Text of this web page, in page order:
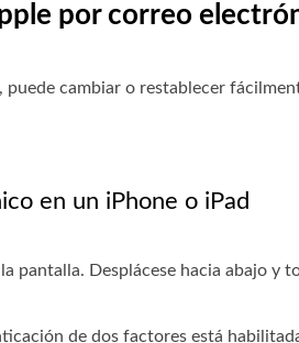
por correo
cambiar o restablecer
en un iPhone o iPad
pantalla. Desplácese hacia abajo y
de dos factores está